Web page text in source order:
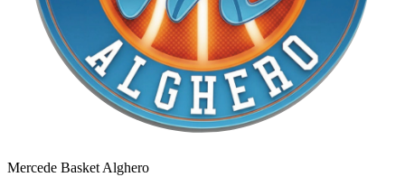
Mercede Basket Alghero